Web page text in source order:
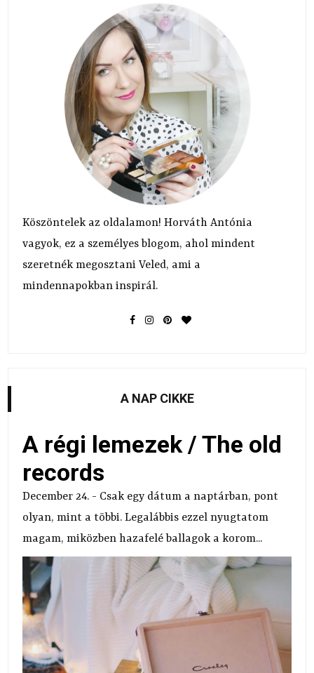
Köszöntelek az oldalamon! Horváth Antónia
vagyok, ez a személyes blogom, ahol mindent
szeretnék megosztani Veled, ami a
mindennapokban inspirál.
A NAP CIKKE
A régi lemezek / The old
records
December 24. - Csak egy dátum a naptárban, pont
olyan, mint a többi. Legalábbis ezzel nyugtatom
magam, miközben hazafelé ballagok a korom...